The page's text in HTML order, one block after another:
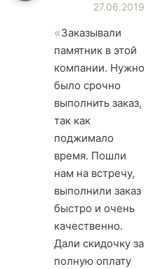
27.06.2019
Заказывали
памятник в этой
компании. Нужно
было срочно
выполнить заказ,
так как
поджимало
время. Пошли
нам на встречу,
выполнили заказ
быстро и очень
качественно.
Дали скидочку за
полную оплату